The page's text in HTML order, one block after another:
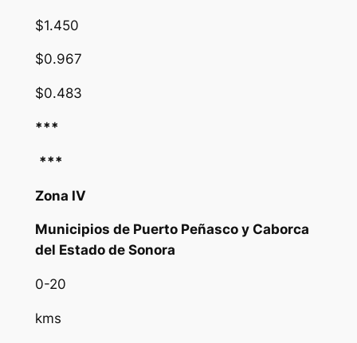
$1.450
$0.967
$0.483
***
***
Zona IV
Municipios de Puerto Peñasco y Caborca
del Estado de Sonora
0-20
kms